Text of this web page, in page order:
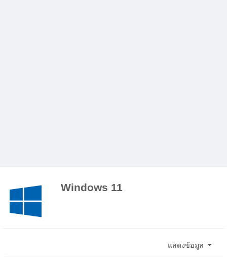
Windows 11
แสดงข้อมูล